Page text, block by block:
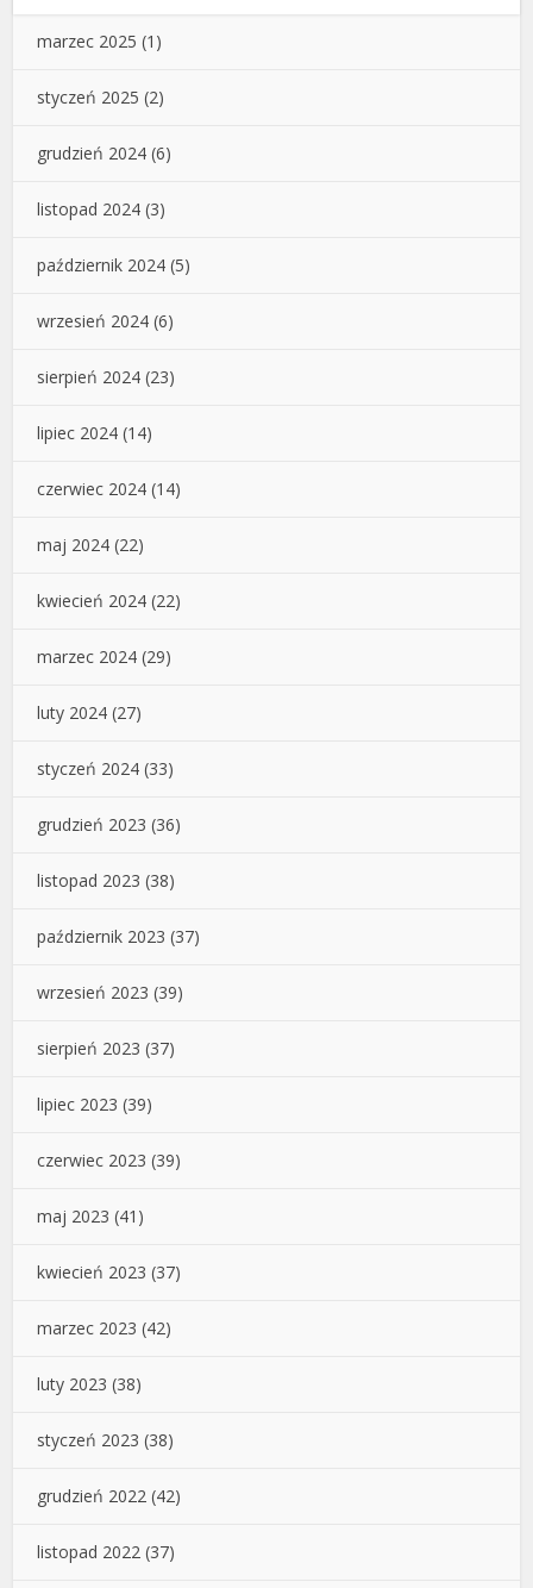
marzec 2025 (1)
styczeń 2025 (2)
grudzień 2024 (6)
listopad 2024 (3)
październik 2024 (5)
wrzesień 2024 (6)
sierpień 2024 (23)
lipiec 2024 (14)
czerwiec 2024 (14)
maj 2024 (22)
kwiecień 2024 (22)
marzec 2024 (29)
luty 2024 (27)
styczeń 2024 (33)
grudzień 2023 (36)
listopad 2023 (38)
październik 2023 (37)
wrzesień 2023 (39)
sierpień 2023 (37)
lipiec 2023 (39)
czerwiec 2023 (39)
maj 2023 (41)
kwiecień 2023 (37)
marzec 2023 (42)
luty 2023 (38)
styczeń 2023 (38)
grudzień 2022 (42)
listopad 2022 (37)